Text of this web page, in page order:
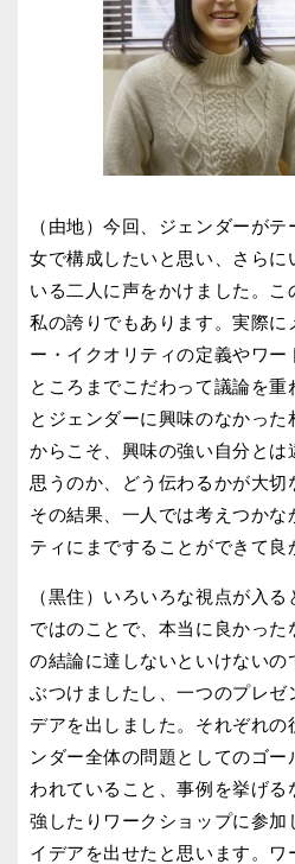
（由地）今回、ジェンダーが
女で構成したいと思い、さらに
いる二人に声をかけました。こ
私の誇りでもあります。実際
ー・イクオリティの定義やワー
ところまでこだわって議論を重
とジェンダーに興味のなかった
からこそ、興味の強い自分とは
思うのか、どう伝わるかが大切
その結果、一人では考えつかな
ティにまですることができて良
（黒住）いろいろな視点が入
ではのことで、本当に良かっ
の結論に達しないといけないの
ぶつけましたし、一つのプレゼ
デアを出しました。それぞれの
ンダー全体の問題としてのゴ
われていること、事例を挙げ
強したりワークショップに参加
イデアを出せたと思います。ワ